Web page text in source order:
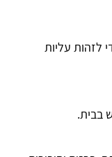
לזהות עליות
בבית.